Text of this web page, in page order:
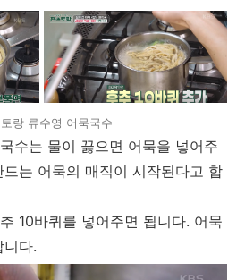
랑 류수영 어묵국수
수는 물이 끓으면 어묵을 넣어주
는 어묵의 매직이 시작된다고 합
10바퀴를 넣어주면 됩니다. 어묵
다.